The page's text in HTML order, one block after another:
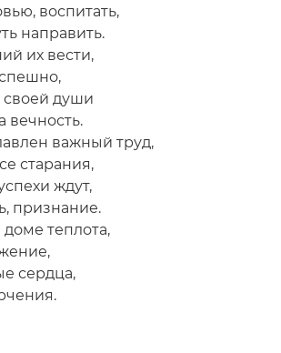
воспитать,
направить.
их вести,
своей души
вечность.
важный труд,
старания,
ждут,
признание.
доме теплота,
сердца,